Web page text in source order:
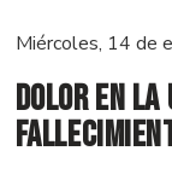
Miércoles, 14 de
Dolor en la